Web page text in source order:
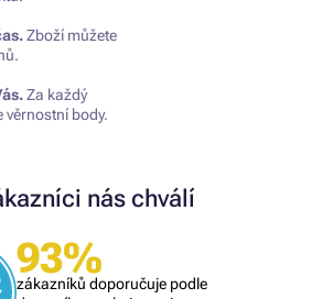
Zboží můžete
Za každý
věrnostní body.
nás chválí
93%
zákazníků doporučuje podle